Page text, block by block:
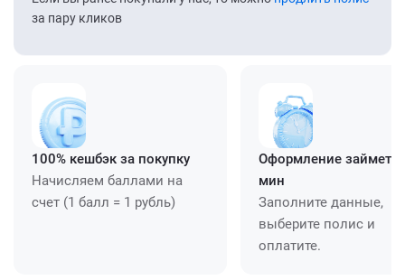
за пару кликов
100% кешбэк за покупку
Начисляем баллами на
счет (1 балл = 1 рубль)
Оформление займет
мин
Заполните данные,
выберите полис и
оплатите.